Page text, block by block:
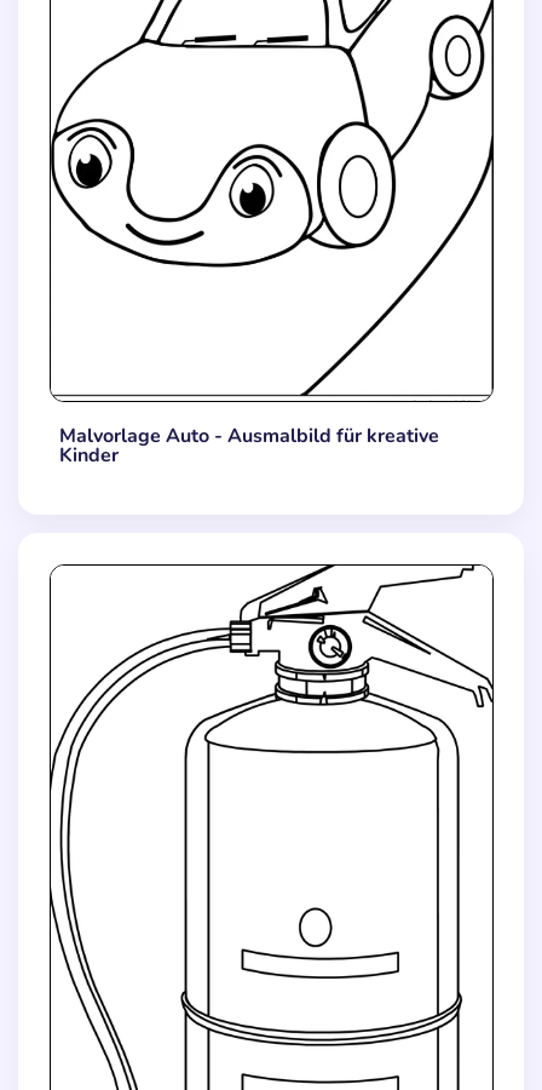
Malvorlage Auto - Ausmalbild für kreative
Kinder